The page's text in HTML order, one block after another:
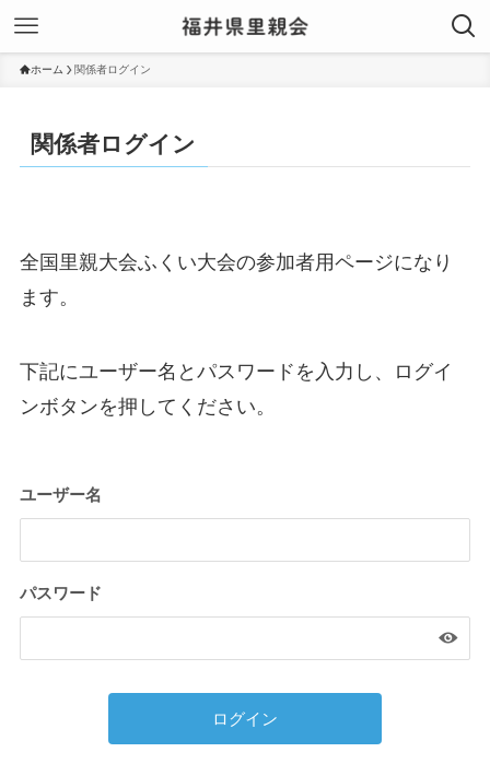
ホーム 関係者ログイン
関係者ログイン
全国里親大会ふくい大会の参加者用ページになり
ます。
下記にユーザー名とパスワードを入力し、ログイ
ンボタンを押してください。
ユーザー名
パスワード